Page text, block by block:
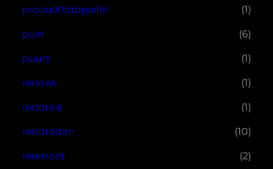
productfotografie (1)
puin (6)
puurs (1)
renewi (1)
rondreis (1)
rondreizen (10)
roompot (2)